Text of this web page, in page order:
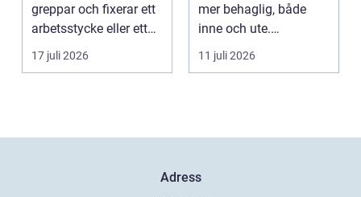
greppar och fixerar ett
arbetsstycke eller ett
verktyg, oftast i...
17 juli 2026
mer behaglig, både
inne och ute.
Somrarna kan vara
varma, ...
11 juli 2026
Adress